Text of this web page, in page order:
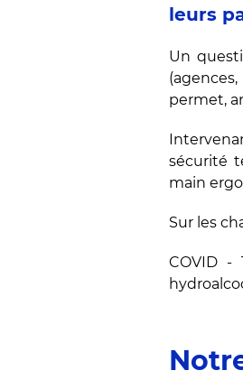
leurs
Un
permet,
sécurité
main
Sur les
COVID -